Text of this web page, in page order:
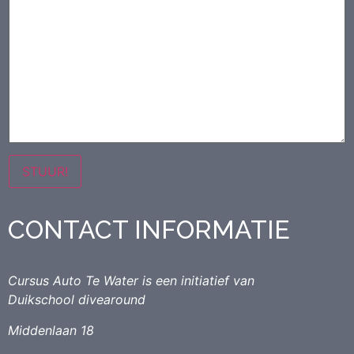
STUUR!
CONTACT INFORMATIE
Cursus Auto Te Water is een initiatief van
Duikschool divearound
Middenlaan 18